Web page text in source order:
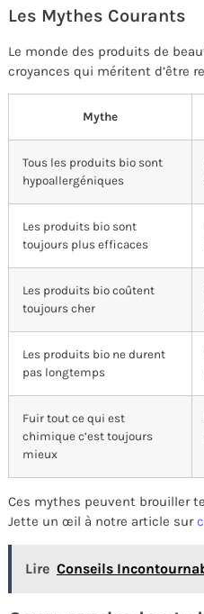
Les Mythes Courants
Le monde des produits de
croyances qui méritent d’être
Mythe
Tous les produits bio sont
hypoallergéniques
Les produits bio sont
toujours plus efficaces
Les produits bio coûtent
toujours cher
Les produits bio ne durent
pas longtemps
Fuir tout ce qui est
chimique c’est toujours
mieux
Ces mythes peuvent brouiller
Jette un œil à notre article sur
Lire Conseils